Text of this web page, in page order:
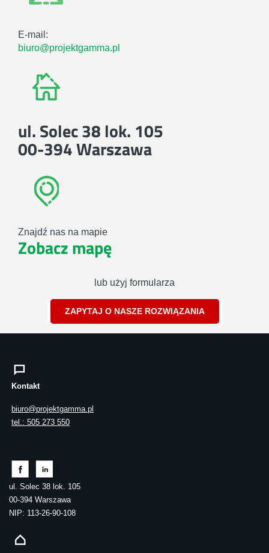
E-mail:
biuro@projektgamma.pl
ul. Solec 38 lok. 105
00-394 Warszawa
Znajdź nas na mapie
Zobacz mapę
lub użyj formularza
ZAPYTAJ O NASZE ROZWIĄZANIA
Kontakt
biuro@projektgamma.pl
tel.: 505 273 550
ul. Solec 38 lok. 105
00-394 Warszawa
NIP: 113-26-90-108